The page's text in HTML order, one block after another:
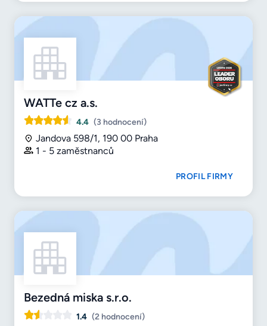
WATTe cz a.s.
4.4 (3 hodnocení)
Jandova 598/1, 190 00 Praha
1 - 5 zaměstnanců
PROFIL FIRMY
Bezedná miska s.r.o.
1.4 (2 hodnocení)